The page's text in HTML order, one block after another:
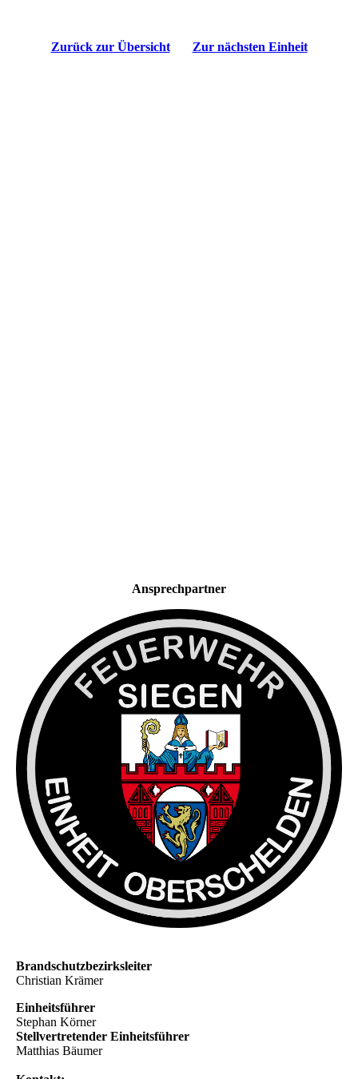
Zurück zur Übersicht Zur nächsten Einheit
Ansprechpartner
Brandschutzbezirksleiter
Christian Krämer
Einheitsführer
Stephan Körner
Stellvertretender Einheitsführer
Matthias Bäumer